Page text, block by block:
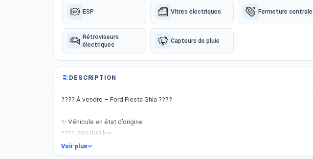
ESP Vitres électriques Fermeture centrale
Rétroviseurs
électriques
Capteurs de pluie
DESCRIPTION
???? À vendre – Ford Fiesta Ghia ????
✨ Véhicule en état d’origine
???? 280 000 km
✔️ Direction assistée
Voir plus